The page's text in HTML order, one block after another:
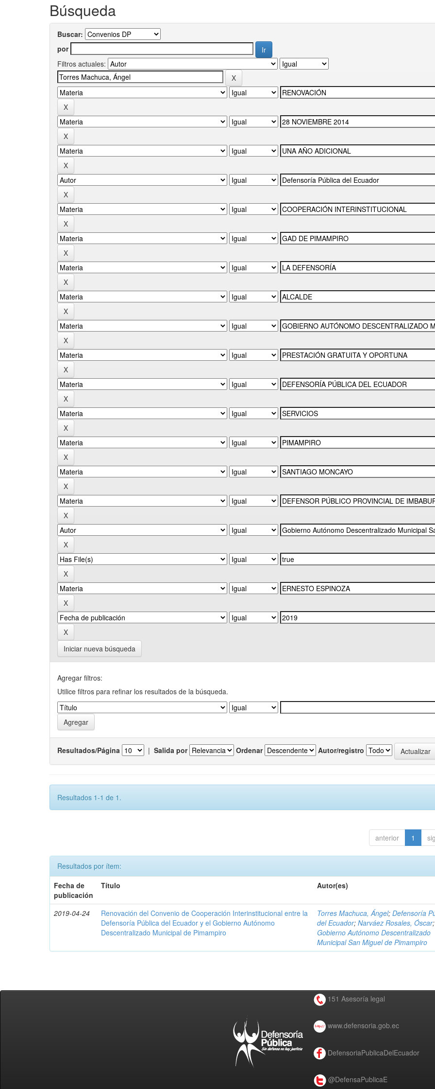
Búsqueda
Buscar:
por
Filtros actuales:
Iniciar nueva búsqueda
Agregar filtros:
Utilice filtros para refinar los resultados de la búsqueda.
Resultados/Página | Salida por Ordenar Autor/registro
Resultados 1-1 de 1.
anterior 1
Resultados por ítem:
Fecha de
publicación
Título Autor(es)
2019-04-24
Renovación del Convenio de Cooperación Interinstitucional entre la
Defensoría Pública del Ecuador y el Gobierno Autónomo
Descentralizado Municipal de Pimampiro
Torres Machuca, Ángel;Defensoría
del Ecuador;Narváez Rosales, Óscar;
Gobierno Autónomo Descentralizado
Municipal San Miguel de Pimampiro
151 Asesoría legal
www.defensoria.gob.ec
DefensoriaPublicaDelEcuador
@DefensaPublicaE